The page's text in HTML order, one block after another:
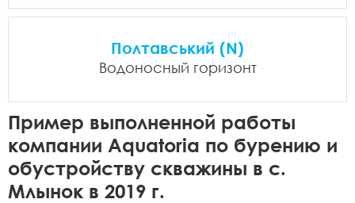
Пример выполненной работы
компании Aquatoria по бурению и
обустройству скважины в с.
Млынок в 2019 г.
Полтавський (N)
Водоносный горизонт